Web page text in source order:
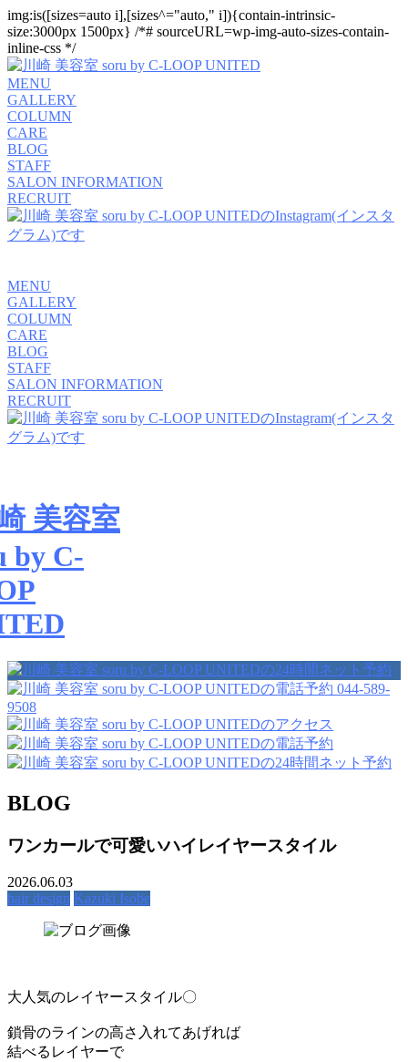
img:is([sizes=auto i],[sizes^="auto," i]){contain-intrinsic-
size:3000px 1500px} /*# sourceURL=wp-img-auto-sizes-contain-
inline-css */
MENU
GALLERY
COLUMN
CARE
BLOG
STAFF
SALON INFORMATION
RECRUIT
MENU
GALLERY
COLUMN
CARE
BLOG
STAFF
SALON INFORMATION
RECRUIT
044-589-
9508
BLOG
ワンカールで可愛いハイレイヤースタイル
2026.06.03
hair design Kazuki Isobe
大人気のレイヤースタイル〇
鎖骨のラインの高さ入れてあげれば
結べるレイヤーで